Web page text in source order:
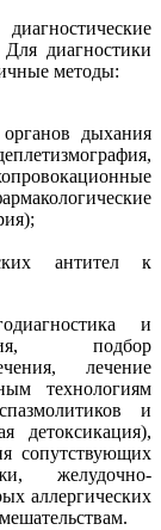
диагностики
методы:
дыхания
антител к
и
подбор
лечение
технологиям
и
детоксикация),
сопутствующих
желудочно-
аллергических